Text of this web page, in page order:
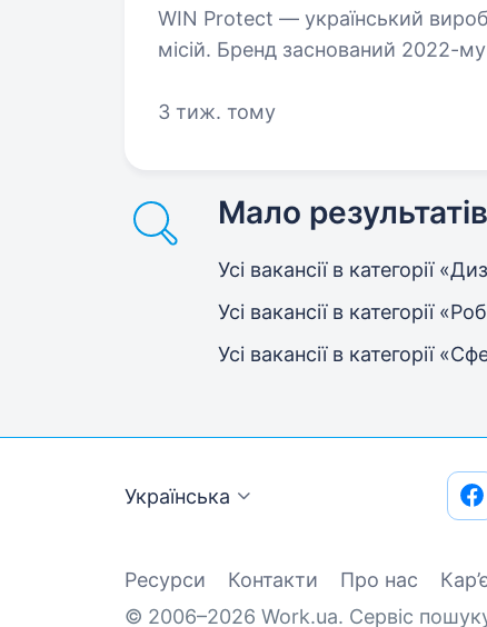
WIN Protect — український
місій. Бренд заснований 2022-
3 тиж. тому
Мало
Усі вакансії в категорії
Усі вакансії в категорії
Усі вакансії в категорії
Українська
Ресурси Контакти Про нас
© 2006–2026 Work.ua. Сервіс